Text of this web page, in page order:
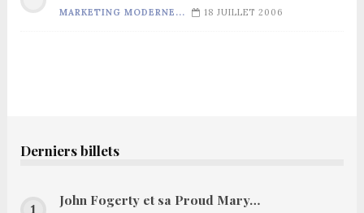
MARKETING MODERNE... 18 JUILLET 2006
Derniers billets
John Fogerty et sa Proud Mary…